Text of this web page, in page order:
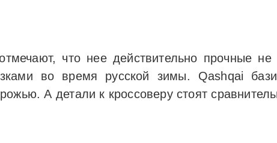
что нее действительно прочные
во время русской зимы. Qashqai
А детали к кроссоверу стоят